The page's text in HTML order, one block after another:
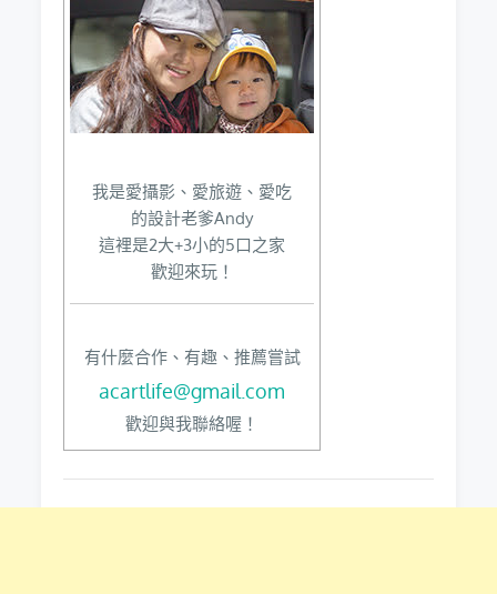
我是愛攝影、愛旅遊、愛吃
的設計老爹Andy
這裡是2大+3小的5口之家
歡迎來玩！
有什麼合作、有趣、推薦嘗試
acartlife@gmail.com
歡迎與我聯絡喔！